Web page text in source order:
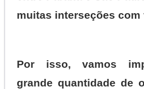
muitas interseções
Por isso, vamos
grande quantidade de